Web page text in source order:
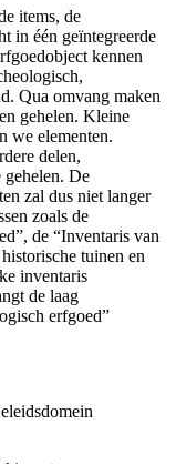
items, de
in één geïntegreerde
kennen
Qua omvang maken
gehelen. Kleine
we elementen.
delen,
De
zal dus niet langer
zoals de
de “Inventaris van
tuinen en
inventaris
de laag
erfgoed”